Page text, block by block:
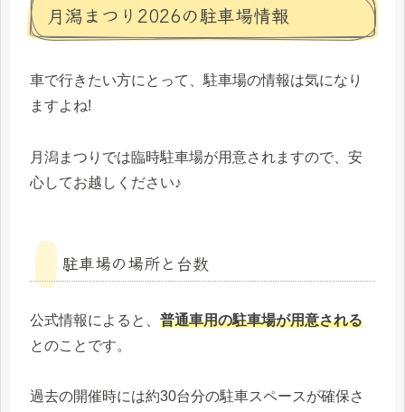
月潟まつり2026の駐車場情報
車で行きたい方にとって、駐車場の情報は気になり
ますよね!
月潟まつりでは臨時駐車場が用意されますので、安
心してお越しください♪
駐車場の場所と台数
公式情報によると、 普通車用の駐車場が用意される
とのことです。
過去の開催時には約30台分の駐車スペースが確保さ